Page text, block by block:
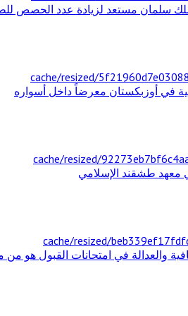
سلمان مستعد لزيادة عدد الحصص
في أوزبكستان معرضاً داخل أسواره
معهد طشقند الإسلامي
والعدالة في امتحانات القبول هو من